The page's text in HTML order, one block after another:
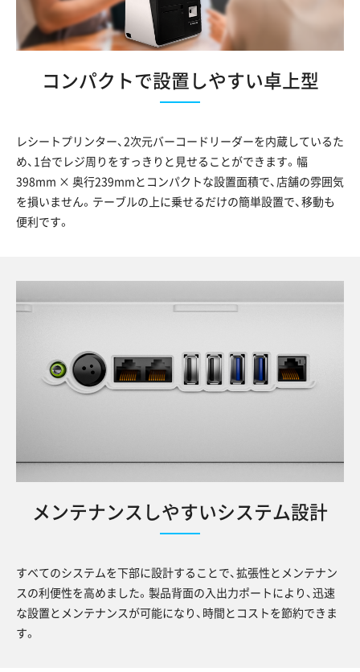
コンパクトで設置しやすい卓上型
レシートプリンター、2次元バーコードリーダーを内蔵しているた
め、1台でレジ周りをすっきりと見せることができます。幅
398mm × 奥行239mmとコンパクトな設置面積で、店舗の雰囲気
を損いません。テーブルの上に乗せるだけの簡単設置で、移動も
便利です。
メンテナンスしやすいシステム設計
すべてのシステムを下部に設計することで、拡張性とメンテナン
スの利便性を高めました。製品背面の入出力ポートにより、迅速
な設置とメンテナンスが可能になり、時間とコストを節約できま
す。